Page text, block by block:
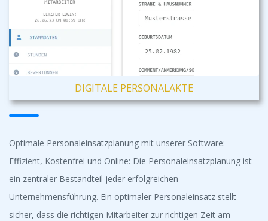
DIGITALE PERSONALAKTE
Optimale Personaleinsatzplanung mit unserer Software:
Effizient, Kostenfrei und Online: Die Personaleinsatzplanung ist
ein zentraler Bestandteil jeder erfolgreichen
Unternehmensführung. Ein optimaler Personaleinsatz stellt
sicher, dass die richtigen Mitarbeiter zur richtigen Zeit am